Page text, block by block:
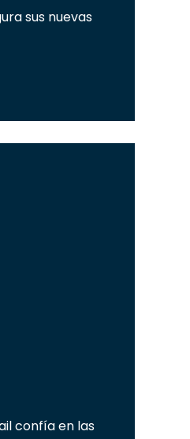
sus nuevas
confía en las